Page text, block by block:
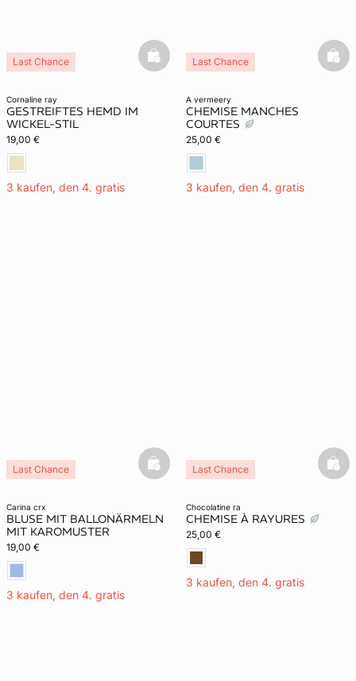
cornaline ray
GESTREIFTES HEMD IM
WICKEL-STIL
19,00 €
3 kaufen, den 4. gratis
Last Chance basketfull
a vermeery
CHEMISE MANCHES
COURTES
25,00 €
3 kaufen, den 4. gratis
Last Chance
carina crx
BLUSE MIT BALLONÄRMELN
MIT KAROMUSTER
19,00 €
3 kaufen, den 4. gratis
Last Chance basketfull
chocolatine ra
CHEMISE À RAYURES
25,00 €
3 kaufen, den 4. gratis
Last Chance